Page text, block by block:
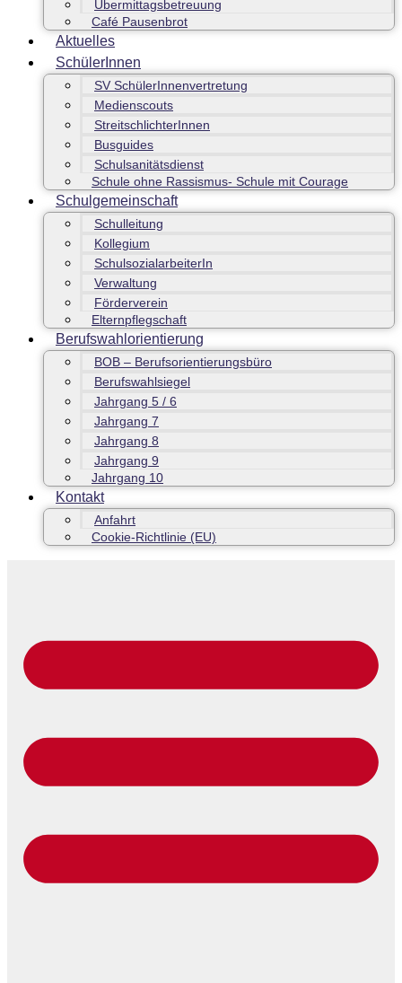
Übermittagsbetreuung
Café Pausenbrot
Aktuelles
SchülerInnen
SV SchülerInnenvertretung
Medienscouts
StreitschlichterInnen
Busguides
Schulsanitätsdienst
Schule ohne Rassismus- Schule mit Courage
Schulgemeinschaft
Schulleitung
Kollegium
SchulsozialarbeiterIn
Verwaltung
Förderverein
Elternpflegschaft
Berufswahlorientierung
BOB – Berufsorientierungsbüro
Berufswahlsiegel
Jahrgang 5 / 6
Jahrgang 7
Jahrgang 8
Jahrgang 9
Jahrgang 10
Kontakt
Anfahrt
Cookie-Richtlinie (EU)